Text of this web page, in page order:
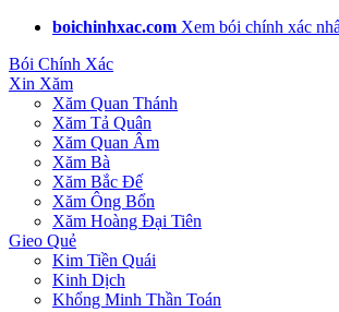
boichinhxac.com Xem bói chính xác
Bói Chính Xác
Xin Xăm
Xăm Quan Thánh
Xăm Tả Quân
Xăm Quan Âm
Xăm Bà
Xăm Bắc Đế
Xăm Ông Bổn
Xăm Hoàng Đại Tiên
Gieo Quẻ
Kim Tiền Quái
Kinh Dịch
Khổng Minh Thần Toán